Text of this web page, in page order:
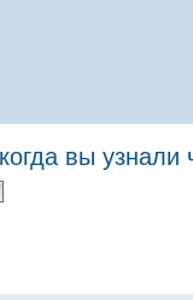
вы узнали